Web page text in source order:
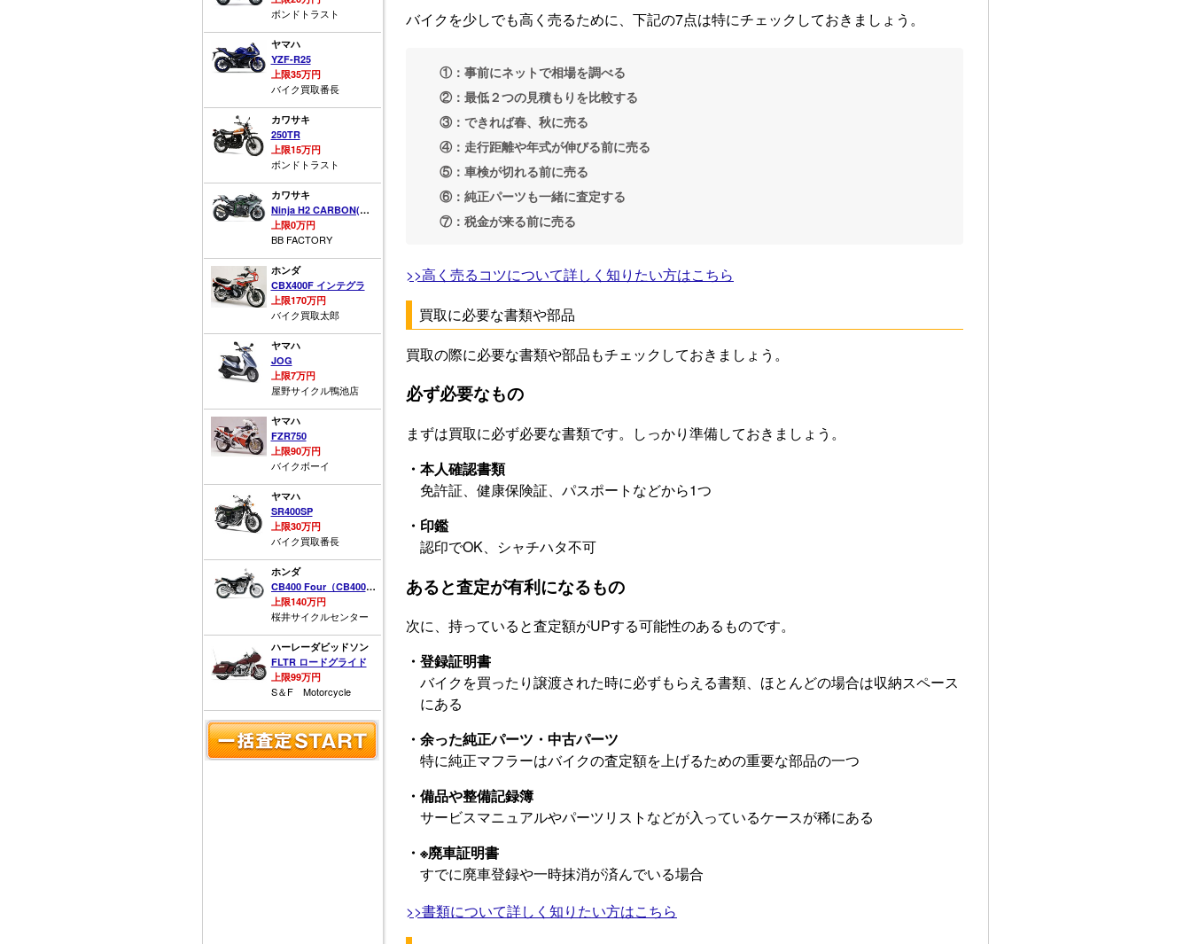
バイクを少しでも高く売るために、下記の7点は特にチェックしておきましょう。
①：事前にネットで相場を調べる
②：最低２つの見積もりを比較する
③：できれば春、秋に売る
④：走行距離や年式が伸びる前に売る
⑤：車検が切れる前に売る
⑥：純正パーツも一緒に査定する
⑦：税金が来る前に売る
>>高く売るコツについて詳しく知りたい方はこちら
買取に必要な書類や部品
買取の際に必要な書類や部品もチェックしておきましょう。
必ず必要なもの
まずは買取に必ず必要な書類です。しっかり準備しておきましょう。
・本人確認書類
免許証、健康保険証、パスポートなどから1つ
・印鑑
認印でOK、シャチハタ不可
あると査定が有利になるもの
次に、持っていると査定額がUPする可能性のあるものです。
・登録証明書
バイクを買ったり譲渡された時に必ずもらえる書類、ほとんどの場合は収納スペース
にある
・余った純正パーツ・中古パーツ
特に純正マフラーはバイクの査定額を上げるための重要な部品の一つ
・備品や整備記録簿
サービスマニュアルやパーツリストなどが入っているケースが稀にある
・※廃車証明書
すでに廃車登録や一時抹消が済んでいる場合
>>書類について詳しく知りたい方はこちら
ボンドトラスト
ヤマハ
YZF-R25
上限35万円
バイク買取番長
カワサキ
250TR
上限15万円
ボンドトラスト
カワサキ
Ninja H2 CARBON(カーボン)
上限0万円
BB FACTORY
ホンダ
CBX400F インテグラ
上限170万円
バイク買取太郎
ヤマハ
JOG
上限7万円
屋野サイクル鴨池店
ヤマハ
FZR750
上限90万円
バイクボーイ
ヤマハ
SR400SP
上限30万円
バイク買取番長
ホンダ
CB400 Four（CB400フォア）
上限140万円
桜井サイクルセンター
ハーレーダビッドソン
FLTR ロードグライド
上限99万円
S＆F Motorcycle